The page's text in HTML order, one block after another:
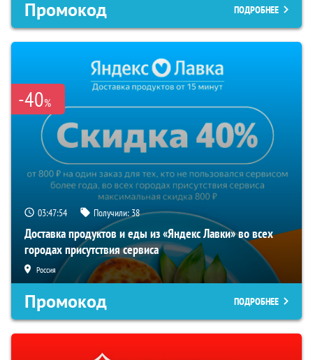
Промокод ПОДРОБНЕЕ
-40%
03:47:54 Получили:38
Доставка продуктов и еды из «Яндекс Лавки» во всех
городах присутствия сервиса
Россия
Промокод ПОДРОБНЕЕ